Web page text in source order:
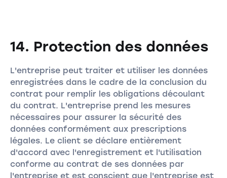
14. Protection des données
L'entreprise peut traiter et utiliser les données
enregistrées dans le cadre de la conclusion du
contrat pour remplir les obligations découlant
du contrat. L'entreprise prend les mesures
nécessaires pour assurer la sécurité des
données conformément aux prescriptions
légales. Le client se déclare entièrement
d'accord avec l'enregistrement et l'utilisation
conforme au contrat de ses données par
l'entreprise et est conscient que l'entreprise est